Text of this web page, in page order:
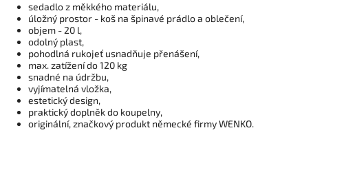
sedadlo z měkkého materiálu,
úložný prostor - koš na špinavé prádlo a oblečení,
objem - 20 l,
odolný plast,
pohodlná rukojeť usnadňuje přenášení,
max. zatížení do 120 kg
snadné na údržbu,
vyjímatelná vložka,
estetický design,
praktický doplněk do koupelny,
originální, značkový produkt německé firmy WENKO.